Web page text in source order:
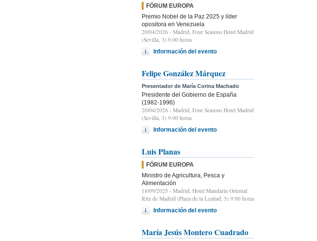
FÓRUM EUROPA
Premio Nobel de la Paz 2025 y líder
opositora en Venezuela
20/04/2026 - Madrid, Four Seasons Hotel Madrid
(Sevilla, 3) 9.00 horas
Información del evento
Felipe González Márquez
Presentador de María Corina Machado
Presidente del Gobierno de España
(1982-1996)
20/04/2026 - Madrid, Four Seasons Hotel Madrid
(Sevilla, 3) 9.00 horas
Información del evento
Luis Planas
FÓRUM EUROPA
Ministro de Agricultura, Pesca y
Alimentación
18/09/2025 - Madrid, Hotel Mandarin Oriental
Ritz de Madrid (Plaza de la Lealtad, 5) 9:00 horas
Información del evento
María Jesús Montero Cuadrado